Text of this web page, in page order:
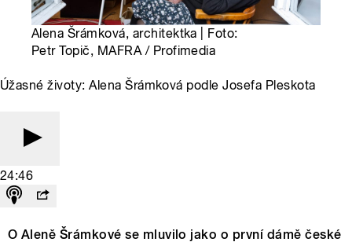
Alena Šrámková, architektka | Foto:
Petr Topič, MAFRA / Profimedia
Úžasné životy: Alena Šrámková podle Josefa Pleskota
24:46
O Aleně Šrámkové se mluvilo jako o první dámě české